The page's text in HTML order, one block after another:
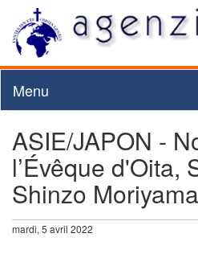
Menu
ASIE/JAPON -
l’Évêque d'Oita,
Shinzo Moriyama
mardi, 5 avril 2022